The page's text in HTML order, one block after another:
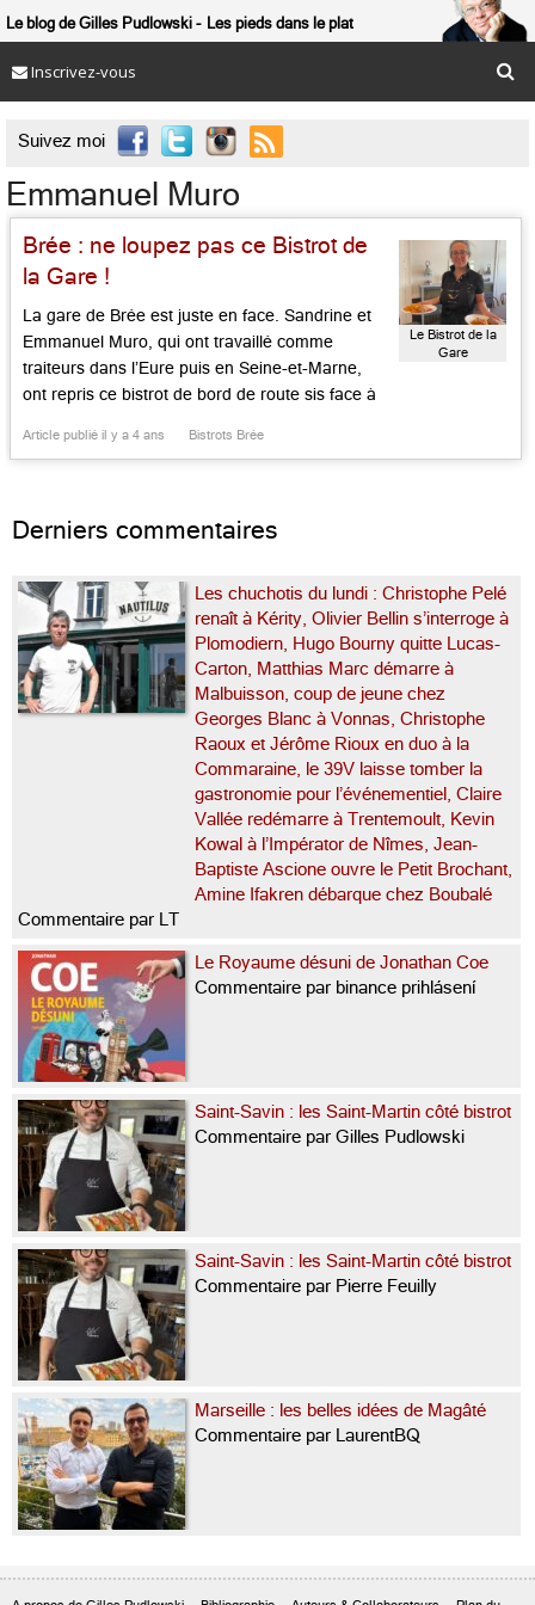
Le blog de Gilles Pudlowski Les pieds dans le plat
Inscrivez-vous
Suivez moi 
Emmanuel Muro
Brée : ne loupez pas ce Bistrot de
la Gare !
La gare de Brée est juste en face. Sandrine et
Emmanuel Muro, qui ont travaillé comme
traiteurs dans l’Eure puis en Seine-et-Marne,
ont repris ce bistrot de bord de route sis face à
samaritains pour un public économe et
Article publié il y a 4 ans Bistrots Brée
Le Bistrot de la
Gare
Derniers commentaires
Les chuchotis du lundi : Christophe Pelé
renaît à Kérity, Olivier Bellin s’interroge à
Plomodiern, Hugo Bourny quitte Lucas-
Carton, Matthias Marc démarre à
Malbuisson, coup de jeune chez
Georges Blanc à Vonnas, Christophe
Raoux et Jérôme Rioux en duo à la
Commaraine, le 39V laisse tomber la
gastronomie pour l’événementiel, Claire
Vallée redémarre à Trentemoult, Kevin
Kowal à l’Impérator de Nîmes, Jean-
Baptiste Ascione ouvre le Petit Brochant,
Amine Ifakren débarque chez Boubalé
Commentaire par LT
Le Royaume désuni de Jonathan Coe
Commentaire par binance prihlásení
Saint-Savin : les Saint-Martin côté bistrot
Commentaire par Gilles Pudlowski
Saint-Savin : les Saint-Martin côté bistrot
Commentaire par Pierre Feuilly
Marseille : les belles idées de Magâté
Commentaire par LaurentBQ